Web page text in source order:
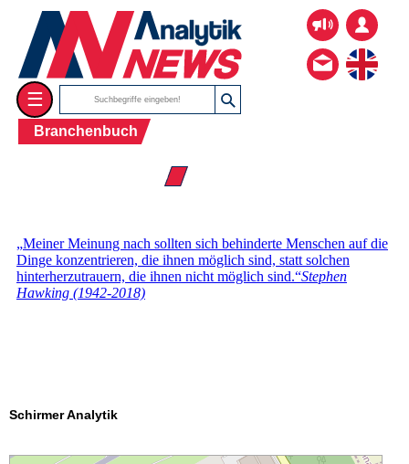
☰
Branchenbuch
☰ Firmenverzeichnis
Schirmer Analytik